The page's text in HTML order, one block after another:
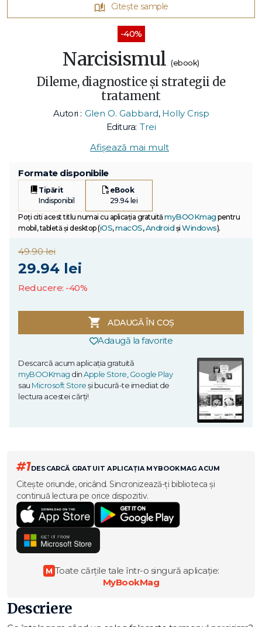
Citește sample
-40%
Narcisismul(ebook)
Dileme, diagnostice și strategii de
tratament
Autori : Glen O. Gabbard, Holly Crisp
Editura: Trei
Afișează mai mult
Formate disponibile
Tipărit
Indisponibil
eBook
29.94 lei
Poți citi acest titlu numai cu aplicația gratuitămyBOOKmag pentru
mobil, tabletă și desktop (iOS,macOS,Android și Windows).
49.90 lei
29.94 lei
Reducere: -40%
ADAUGĂ ÎN COȘ
Adaugă la favorite
Descarcă acum aplicația gratuită
myBOOKmag dinApple Store,Google Play
sau Microsoft Storeși bucură-te imediat de
lectura acestei cărți!
#1DESCARCĂ GRATUIT APLICAȚIA MYBOOKMAG ACUM
Citește oriunde, oricând. Sincronizează-ți biblioteca și
continuă lectura pe orice dispozitiv.
M Toate cărțile tale într-o singură aplicație:
MyBookMag
Descriere